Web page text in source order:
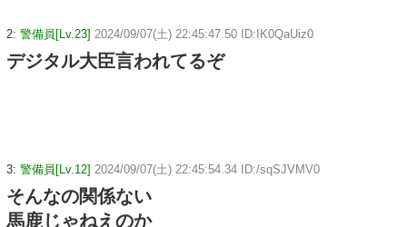
2: 警備員[Lv.23] 2024/09/07(土) 22:45:47.50 ID:IK0QaUiz0
デジタル大臣言われてるぞ
3: 警備員[Lv.12] 2024/09/07(土) 22:45:54.34 ID:/sqSJVMV0
そんなの関係ない
馬鹿じゃねえのか